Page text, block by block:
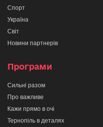
Спорт
Україна
Світ
Новини партнерів
Програми
Сильні разом
Про важливе
Кажи прямо в очі
Тернопіль в деталях